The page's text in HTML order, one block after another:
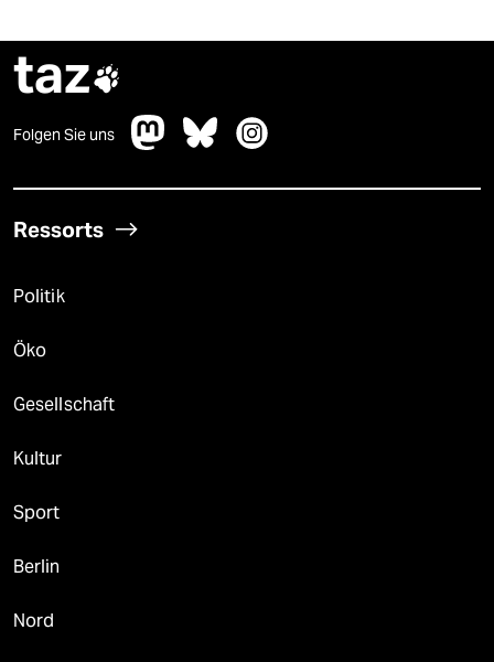
taz
Folgen Sie uns
Ressorts
Politik
Öko
Gesellschaft
Kultur
Sport
Berlin
Nord